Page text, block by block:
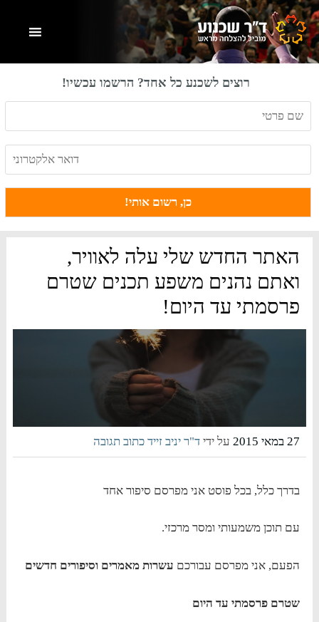
Skip
to
main
Skip
to
primary
Skip
to
footer
רוצים לשכנע כל אחד? הרשמו עכשיו!
האתר החדש שלי עלה לאוויר,
ואתם נהנים משפע תכנים שטרם
פרסמתי עד היום!
27 במאי 2015 על ידיד"ר יניב זייד כתוב תגובה
בדרך כלל, בכל פוסט אני מפרסם סיפור אחד
עם תוכן משמעותי ומסר מרכזי.
הפעם, אני מפרסם עבורכם עשרות מאמרים וסיפורים חדשים
שטרם פרסמתי עד היום